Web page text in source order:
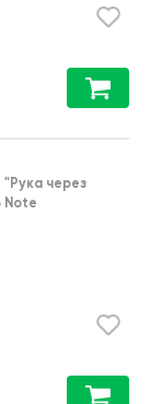
"Рука через
Note